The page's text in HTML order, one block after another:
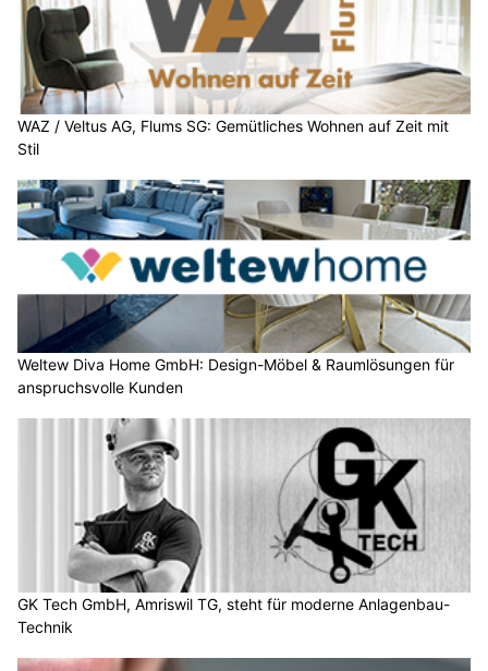
WAZ / Veltus AG, Flums SG: Gemütliches Wohnen auf Zeit mit
Stil
Weltew Diva Home GmbH: Design-Möbel & Raumlösungen für
anspruchsvolle Kunden
GK Tech GmbH, Amriswil TG, steht für moderne Anlagenbau-
Technik